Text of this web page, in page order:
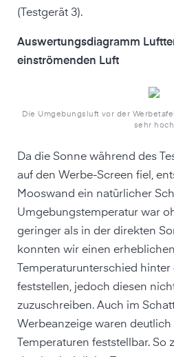
(Testgerät 3).
Auswertungsdiagramm
einströmenden Luft
Die Umgebungsluft vor der
sehr hoch
Da die Sonne während des
auf den Werbe-Screen fiel,
Mooswand ein natürlicher
Umgebungstemperatur war
geringer als in der direkten
konnten wir einen erheblichen
Temperaturunterschied
feststellen, jedoch diesen
zuzuschreiben. Auch im
Werbeanzeige waren
Temperaturen feststellbar. So